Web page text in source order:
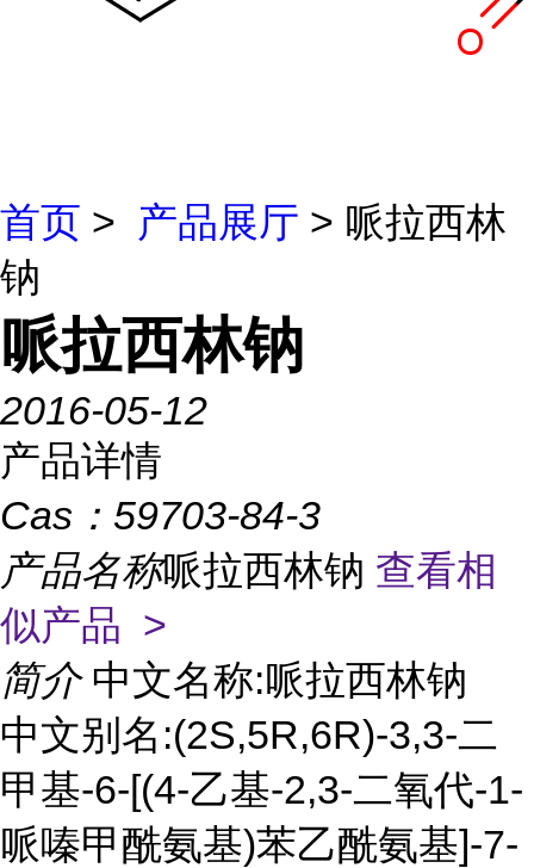
首页 > 产品展厅 > 哌拉西林
钠
哌拉西林钠
2016-05-12
产品详情
Cas： 59703-84-3
产品名称哌拉西林钠 查看相
似产品 >
简介 中文名称:哌拉西林钠
中文别名:(2S,5R,6R)-3,3-二
甲基-6-[(4-乙基-2,3-二氧代-1-
哌嗪甲酰氨基)苯乙酰氨基]-7-